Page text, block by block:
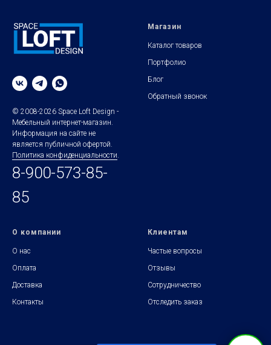
© 2008-2026 Space Loft Design -
Мебельный интернет-магазин.
Информация на сайте не
является публичной офертой.
Политика конфиденциальности.
8-900-573-85-
85
Магазин
Каталог товаров
Портфолио
Блог
Обратный звонок
О компании
О нас
Оплата
Доставка
Контакты
Клиентам
Частые вопросы
Отзывы
Сотрудничество
Отследить заказ